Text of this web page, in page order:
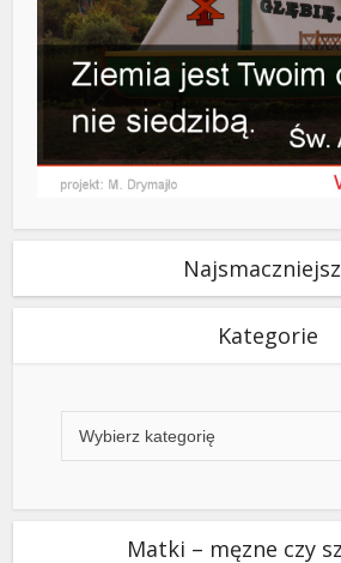
Kategorie
Matki – męzne czy